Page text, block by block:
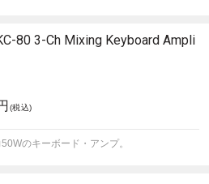
80 3-Ch Mixing Keyboard Ampli
(税込)
のキーボード・アンプ。